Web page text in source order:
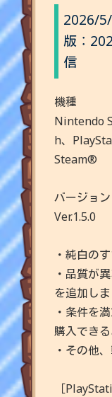
2026/
版：
信
機種
Nintendo
h、
Steam®
バージョン
Ver.1.5.0
・純白の
・品質が
を追加し
・条件を
購入でき
・その他
［